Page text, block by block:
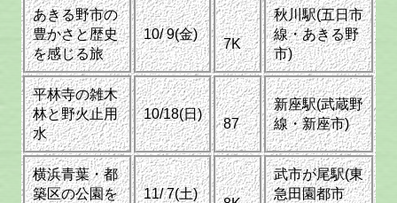
あきる野市の
豊かさと歴史
を感じる旅
10/ 9(金)
7K
秋川駅(五日市
線・あきる野
市)
平林寺の雑木
林と野火止用
水
10/18(日)
87
新座駅(武蔵野
線・新座市)
横浜青葉・都
築区の公園を
11/ 7(土)
武市が尾駅(東
急田園都市